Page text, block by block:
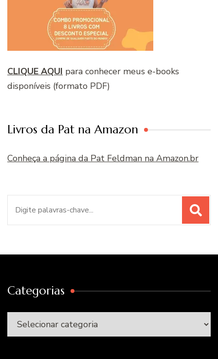
CLIQUE AQUI para conhecer meus e-books
disponíveis (formato PDF)
Livros da Pat na Amazon
Conheça a página da Pat Feldman na Amazon.br
Categorias
Categorias